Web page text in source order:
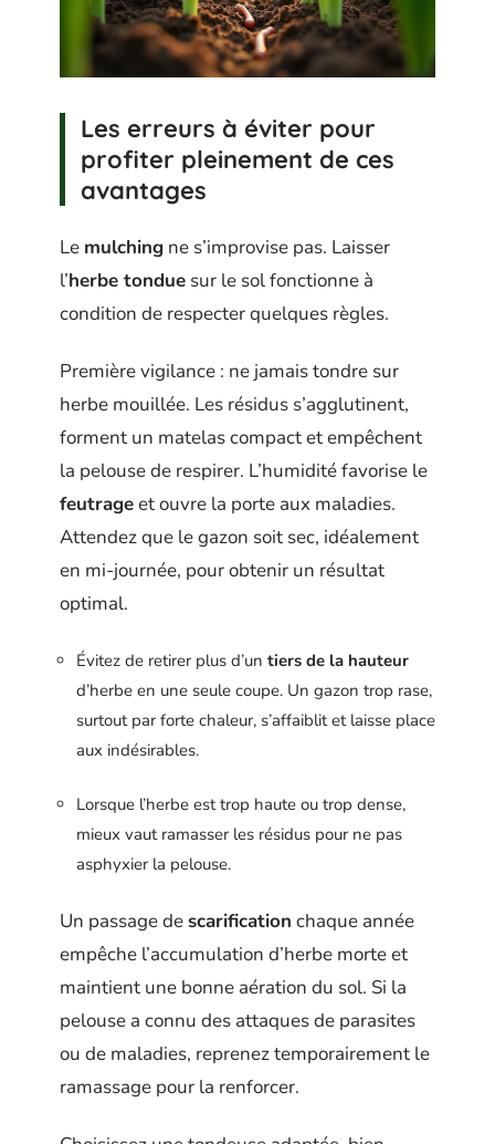
Les erreurs à éviter pour
profiter pleinement de ces
avantages
Le mulching ne s’improvise pas. Laisser
l’herbe tondue sur le sol fonctionne à
condition de respecter quelques règles.
Première vigilance : ne jamais tondre sur
herbe mouillée. Les résidus s’agglutinent,
forment un matelas compact et empêchent
la pelouse de respirer. L’humidité favorise le
feutrageet ouvre la porte aux maladies.
Attendez que le gazon soit sec, idéalement
en mi-journée, pour obtenir un résultat
optimal.
Évitez de retirer plus d’un tiers de la hauteur
d’herbe en une seule coupe. Un gazon trop rase,
surtout par forte chaleur, s’affaiblit et laisse place
aux indésirables.
Lorsque l’herbe est trop haute ou trop dense,
mieux vaut ramasser les résidus pour ne pas
asphyxier la pelouse.
Un passage descarification chaque année
empêche l’accumulation d’herbe morte et
maintient une bonne aération du sol. Si la
pelouse a connu des attaques de parasites
ou de maladies, reprenez temporairement le
ramassage pour la renforcer.